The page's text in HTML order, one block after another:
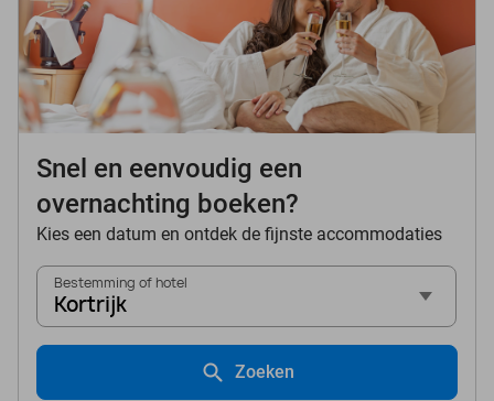
Snel en eenvoudig een
overnachting boeken?
Kies een datum en ontdek de fijnste accommodaties
Bestemming of hotel
Kortrijk
Zoeken